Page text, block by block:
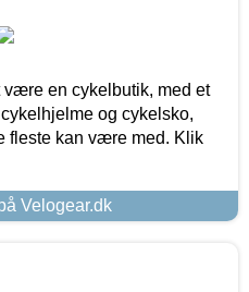
en cykelbutik, med et
og cykelsko,
fleste kan være med. Klik
Velogear.dk